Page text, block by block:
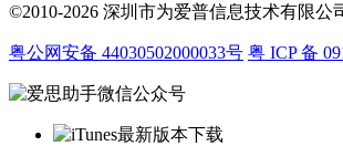
©2010-2026 深圳市为爱普信息技术有限公
粤公网安备 44030502000033号 粤 ICP 备